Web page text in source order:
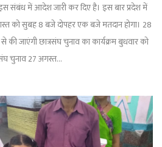
संबंध में आदेश जारी कर दिए है। इस बार प्रदेश में
को सुबह 8 बजे दोपहर एक बजे मतदान होगा। 28
जाएंगी छात्रसंघ चुनाव का कार्यक्रम बुधवार को
चुनाव 27 अगस्त...